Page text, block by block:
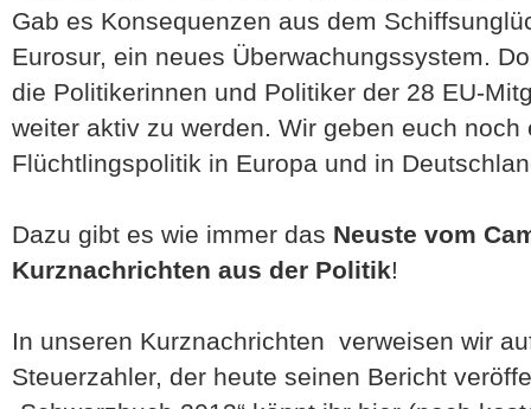
Gab es Konsequenzen aus dem
Eurosur, ein neues Überwachungssystem.
die Politikerinnen und Politiker der 28 EU-
weiter aktiv zu werden. Wir geben euch
Flüchtlingspolitik in Europa und in
Dazu gibt es wie immer das Neuste vom
Kurznachrichten aus der Politik!
In unseren Kurznachrichten verweisen wir
Steuerzahler, der heute seinen Bericht